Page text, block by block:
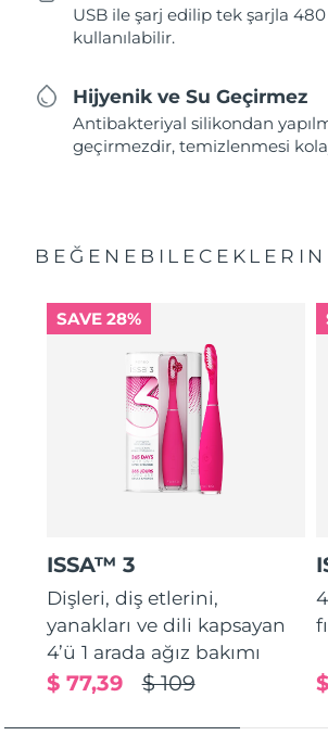
USB ile şarj edilip tek şarjla
kullanılabilir.
Hijyenik ve Su Geçirmez
Antibakteriyal silikondan
geçirmezdir, temizlenmesi
SAVE 28%
ISSA™ 3
Dişleri, diş etlerini,
yanakları ve dili kapsayan
4’ü 1 arada ağız bakımı
$ 109
$ 77,39